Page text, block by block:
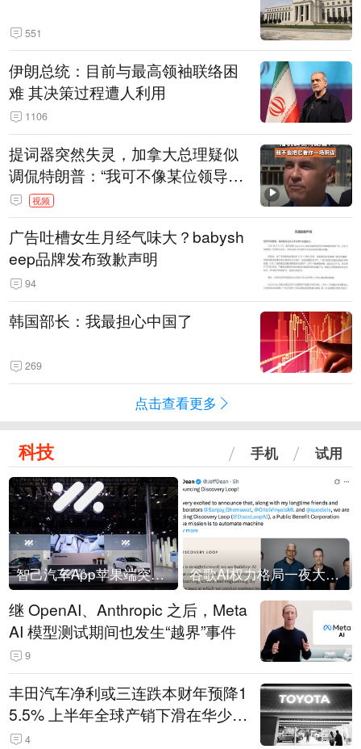
551
伊朗总统：目前与最高领袖联络困
难 其决策过程遭人利用
1106
提词器突然失灵，加拿大总理疑似
调侃特朗普：“我可不像某位领导
人，把这当成一场阴谋”，全场哄笑
视频
广告吐槽女生月经气味大？babysh
eep品牌发布致歉声明
94
韩国部长：我最担心中国了
269
点击查看更多
科技 手机 试用
智己汽车App苹果端突然“下架” 谷歌AI权力格局一夜大洗牌
继 OpenAI、Anthropic 之后，Meta
AI 模型测试期间也发生“越界”事件
9
丰田汽车净利或三连跌本财年预降1
5.5% 上半年全球产销下滑在华少卖
14.3万辆
4